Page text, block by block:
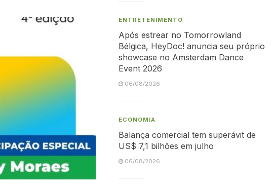
ENTRETENIMENTO
Após estrear no Tomorrowland
Bélgica, HeyDoc! anuncia seu próprio
showcase no Amsterdam Dance
Event 2026
06/08/2026
ECONOMIA
Balança comercial tem superávit de
US$ 7,1 bilhões em julho
06/08/2026